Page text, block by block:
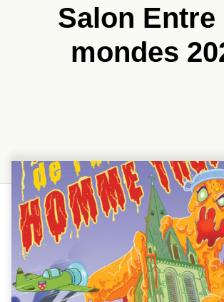
Salon Entre
mondes